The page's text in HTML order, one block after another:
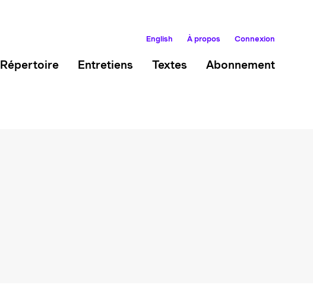
English À propos Connexion
Répertoire Entretiens Textes Abonnement